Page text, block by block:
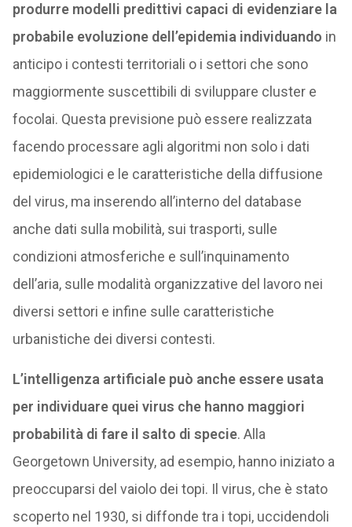
produrre modelli predittivi capaci di evidenziare la
probabile evoluzione dell’epidemia individuando in
anticipo i contesti territoriali o i settori che sono
maggiormente suscettibili di sviluppare cluster e
focolai. Questa previsione può essere realizzata
facendo processare agli algoritmi non solo i dati
epidemiologici e le caratteristiche della diffusione
del virus, ma inserendo all’interno del database
anche dati sulla mobilità, sui trasporti, sulle
condizioni atmosferiche e sull’inquinamento
dell’aria, sulle modalità organizzative del lavoro nei
diversi settori e infine sulle caratteristiche
urbanistiche dei diversi contesti.
L’intelligenza artificiale può anche essere usata
per individuare quei virus che hanno maggiori
probabilità di fare il salto di specie. Alla
Georgetown University, ad esempio, hanno iniziato a
preoccuparsi del vaiolo dei topi. Il virus, che è stato
scoperto nel 1930, si diffonde tra i topi, uccidendoli